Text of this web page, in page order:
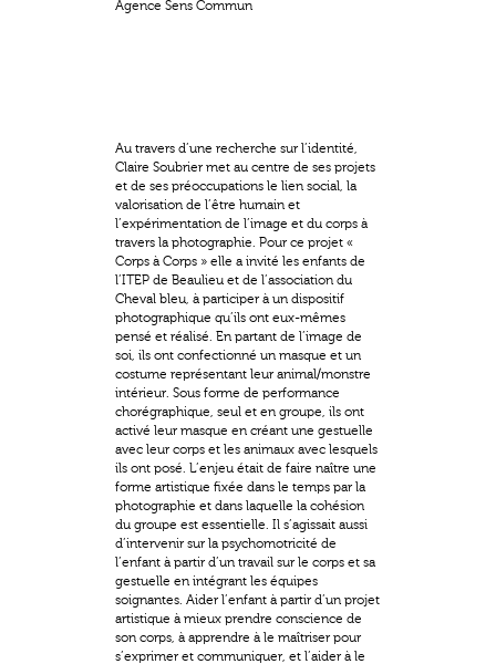
Agence Sens Commun
Au travers d’une recherche sur l’identité,
Claire Soubrier met au centre de ses projets
et de ses préoccupations le lien social, la
valorisation de l’être humain et
l’expérimentation de l’image et du corps à
travers la photographie. Pour ce projet «
Corps à Corps » elle a invité les enfants de
l’ITEP de Beaulieu et de l’association du
Cheval bleu, à participer à un dispositif
photographique qu’ils ont eux-mêmes
pensé et réalisé. En partant de l’image de
soi, ils ont confectionné un masque et un
costume représentant leur animal/monstre
intérieur. Sous forme de performance
chorégraphique, seul et en groupe, ils ont
activé leur masque en créant une gestuelle
avec leur corps et les animaux avec lesquels
ils ont posé. L’enjeu était de faire naître une
forme artistique fixée dans le temps par la
photographie et dans laquelle la cohésion
du groupe est essentielle. Il s’agissait aussi
d’intervenir sur la psychomotricité de
l’enfant à partir d’un travail sur le corps et sa
gestuelle en intégrant les équipes
soignantes. Aider l’enfant à partir d’un projet
artistique à mieux prendre conscience de
son corps, à apprendre à le maîtriser pour
s’exprimer et communiquer, et l’aider à le